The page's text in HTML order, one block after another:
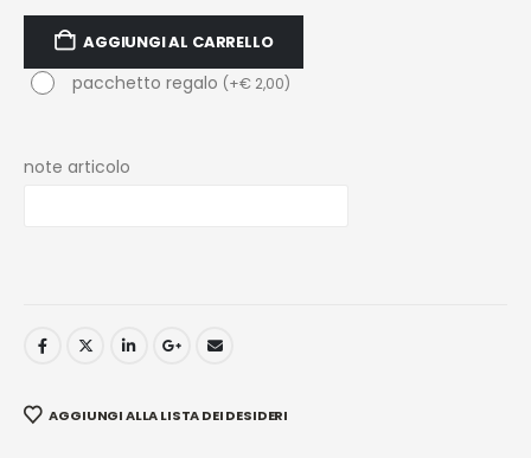
AGGIUNGI AL CARRELLO
pacchetto regalo (+€2,00)
note articolo
AGGIUNGI ALLA LISTA DEI DESIDERI